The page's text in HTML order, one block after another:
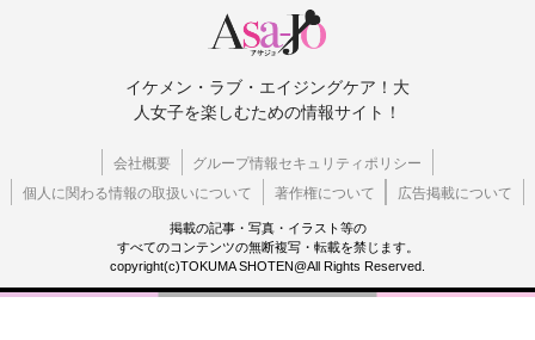
イケメン・ラブ・エイジングケア！大
人女子を楽しむための情報サイト！
会社概要
グループ情報セキュリティポリシー
個人に関わる情報の取扱いについて
著作権について 広告掲載について
掲載の記事・写真・イラスト等の
すべてのコンテンツの無断複写・転載を禁じます。
copyright(c)TOKUMA SHOTEN@All Rights Reserved.